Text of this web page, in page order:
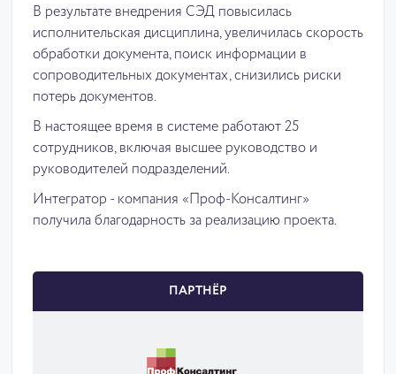
В результате внедрения СЭД повысилась
исполнительская дисциплина, увеличилась скорость
обработки документа, поиск информации в
сопроводительных документах, снизились риски
потерь документов.
В настоящее время в системе работают 25
сотрудников, включая высшее руководство и
руководителей подразделений.
Интегратор - компания «Проф-Консалтинг»
получила благодарность за реализацию проекта.
ПАРТНЁР